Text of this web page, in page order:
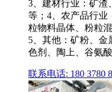
3、建材行业：矿渣
等；4、农产品行业
粒物料晶体、粉粒
5、其他：矿粉、金
色剂、陶上、谷氨
联系电话: 180 3780